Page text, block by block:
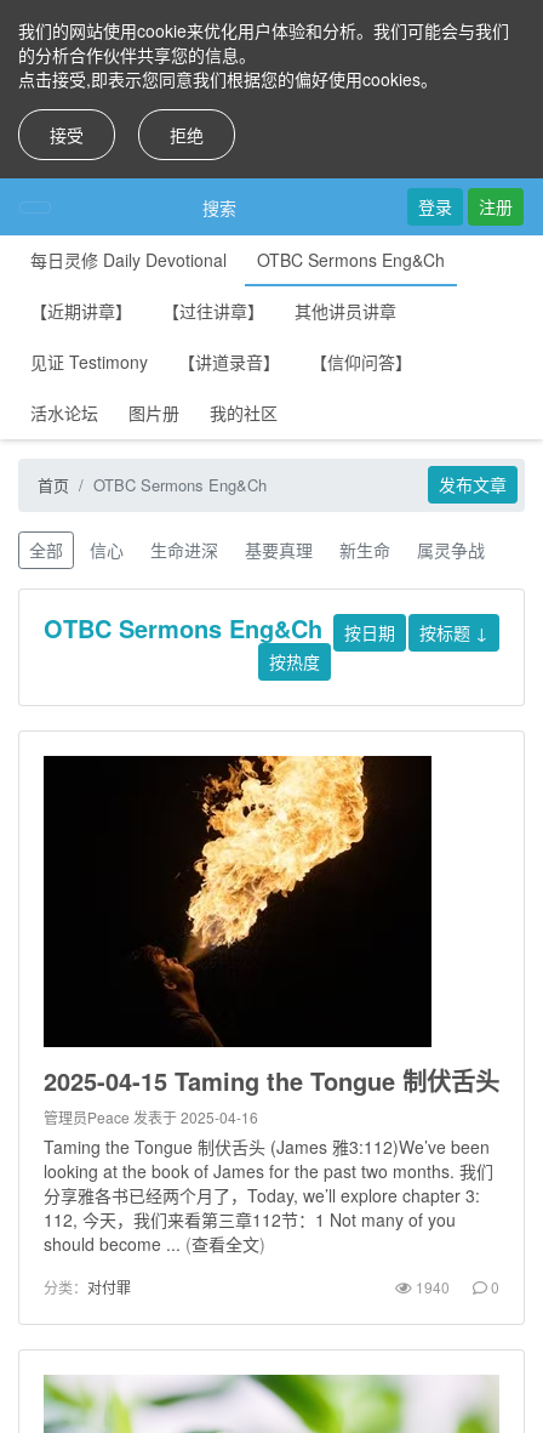
我们的网站使用cookie来优化用户体验和分析。我们可能会与我们
的分析合作伙伴共享您的信息。
点击接受,即表示您同意我们根据您的偏好使用cookies。
接受 拒绝
搜索 登录 注册
每日灵修 Daily Devotional OTBC Sermons Eng&Ch
【近期讲章】 【过往讲章】 其他讲员讲章
见证 Testimony 【讲道录音】 【信仰问答】
活水论坛 图片册 我的社区
首页 OTBC Sermons Eng&Ch 发布文章
全部 信心 生命进深 基要真理 新生命 属灵争战
OTBC Sermons Eng&Ch 按标题 ↓
按日期
按热度
2025-04-15 Taming the Tongue 制伏舌头
管理员Peace 发表于 2025-04-16
Taming the Tongue 制伏舌头 (James 雅3:112)We’ve been
looking at the book of James for the past two months. 我们
分享雅各书已经两个月了，Today, we’ll explore chapter 3:
112, 今天，我们来看第三章112节：1 Not many of you
should become ... (查看全文)
分类： 对付罪 1940 0